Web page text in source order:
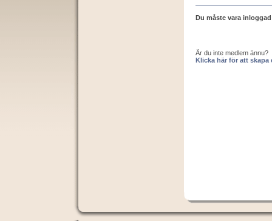
Du måste vara
Är du inte medlem ännu?
Klicka här för att skapa